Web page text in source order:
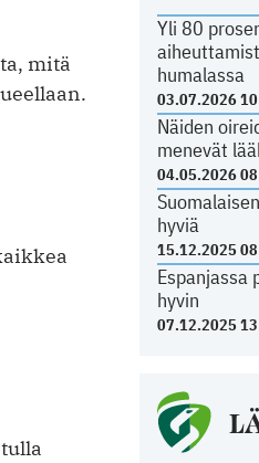
mitä
Yli 80
humalassa
03.07.2026
Näiden
menevät
04.05.2026
hyviä
15.12.2025
Espanjassa
hyvin
07.12.2025